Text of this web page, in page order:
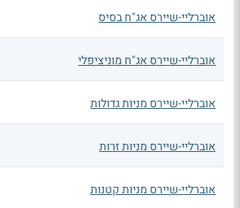
אוברליי-שיירס אג"ח בסיס
אוברליי-שיירס אג"ח מוניציפלי
אוברליי-שיירס מניות גדולות
אוברליי-שיירס מניות זרות
אוברליי-שיירס מניות קטנות